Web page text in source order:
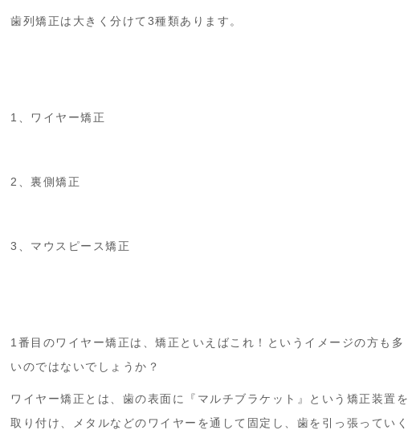
歯列矯正は大きく分けて3種類あります。
1、ワイヤー矯正
2、裏側矯正
3、マウスピース矯正
1番目のワイヤー矯正は、矯正といえばこれ！というイメージの方も多
いのではないでしょうか？
ワイヤー矯正とは、歯の表面に『マルチブラケット』という矯正装置を
取り付け、メタルなどのワイヤーを通して固定し、歯を引っ張っていく